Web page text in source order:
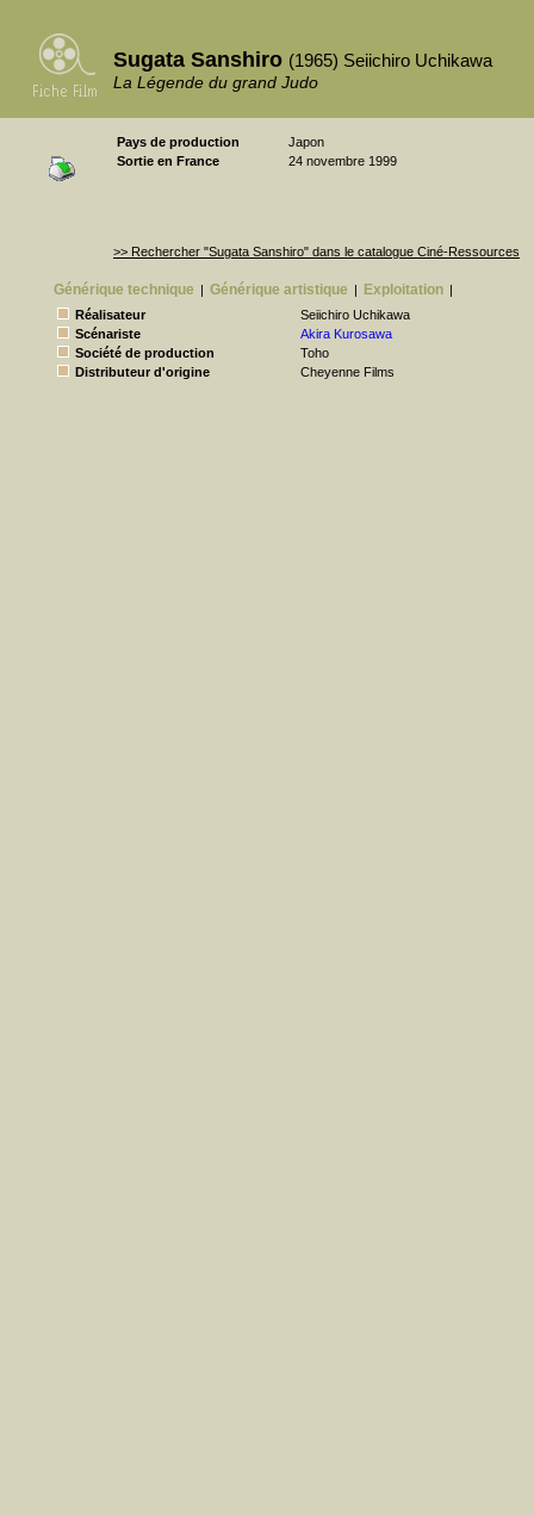
Sugata Sanshiro (1965) Seiichiro Uchikawa
La Légende du grand Judo
Pays de production
Japon
Sortie en France
24 novembre 1999
>> Rechercher "Sugata Sanshiro" dans le catalogue Ciné-Ressources
Générique technique | Générique artistique | Exploitation |
Réalisateur
Seiichiro Uchikawa
Scénariste
Akira Kurosawa
Société de production
Toho
Distributeur d'origine
Cheyenne Films